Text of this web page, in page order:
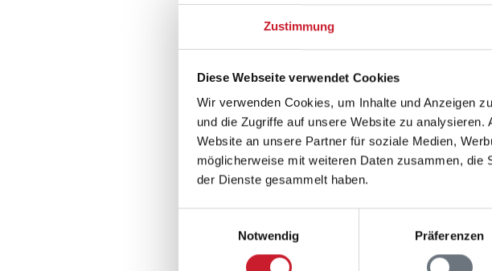
Zustimmung
Diese Webseite verwendet Cookies
Wir verwenden Cookies, um Inhalte und Anzeigen
und die Zugriffe auf unsere Website zu
Website an unsere Partner für soziale Medien,
möglicherweise mit weiteren Daten zusammen, die
der Dienste gesammelt haben.
Notwendig
Präferenzen
Kaffeemaschine
Kühlschrank
Mikrowelle
Tiefkühler: 70 l
Tiefkühlschrank
Multimedia
Deutsches Fernsehen
Internet
Sonstiges
Haustyp